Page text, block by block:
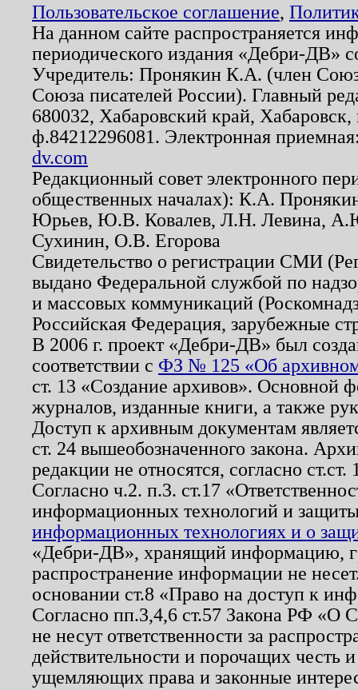
Пользовательское соглашение,
На данном сайте распространяется
периодического издания «Дебри-ДВ»
Учредитель: Пронякин К.А. (член
Союза писателей России). Главный
680032, Хабаровский край,
ф.84212296081. Электронная
dv.com
Редакционный совет электронного
общественных началах): К.А.
Юрьев, Ю.В. Ковалев, Л.Н. Левина,
Сухинин, О.В. Егорова
Свидетельство о регистрации СМИ
выдано Федеральной службой по
и массовых коммуникаций
Российская Федерация, зарубежные
В 2006 г. проект «Дебри-ДВ» был
соответствии с ФЗ № 125 «Об
ст. 13 «Создание архивов». Основной
журналов, изданные книги, а также
Доступ к архивным документам
ст. 24 вышеобозначенного закона.
редакции не относятся, согласно
Согласно ч.2. п.3. ст.17
информационных технологий и
информационных технологиях и о
«Дебри-ДВ», хранящий информацию,
распространение информации не
основании ст.8 «Право на доступ к
Согласно пп.3,4,6 ст.57 Закона РФ «О
не несут ответственности за
действительности и порочащих честь
ущемляющих права и законные